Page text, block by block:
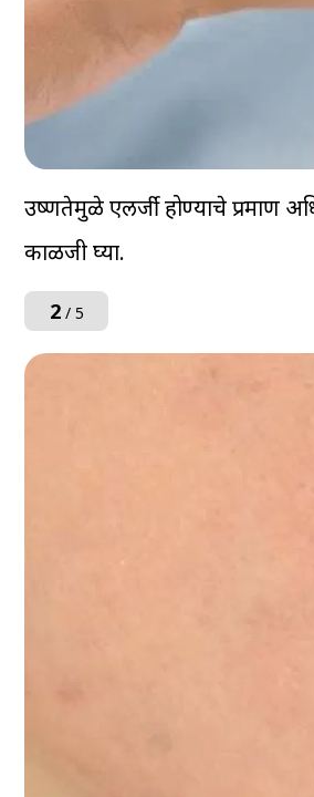
उष्णतेमुळे एलर्जी होण्याचे प्रमाण
काळजी घ्या.
2/ 5